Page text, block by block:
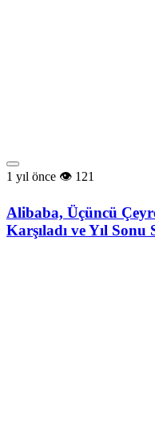
1 yıl önce 121
Alibaba, Üçüncü
Karşıladı ve Yıl Sonu